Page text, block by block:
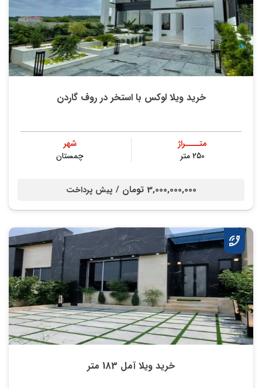
خرید ویلا لوکس با استخر در روف گاردن
متــــراژ
250 متر
شهر
چمستان
3,000,000,000 تومان / پیش پرداخت
خرید ویلا آمل 183 متر